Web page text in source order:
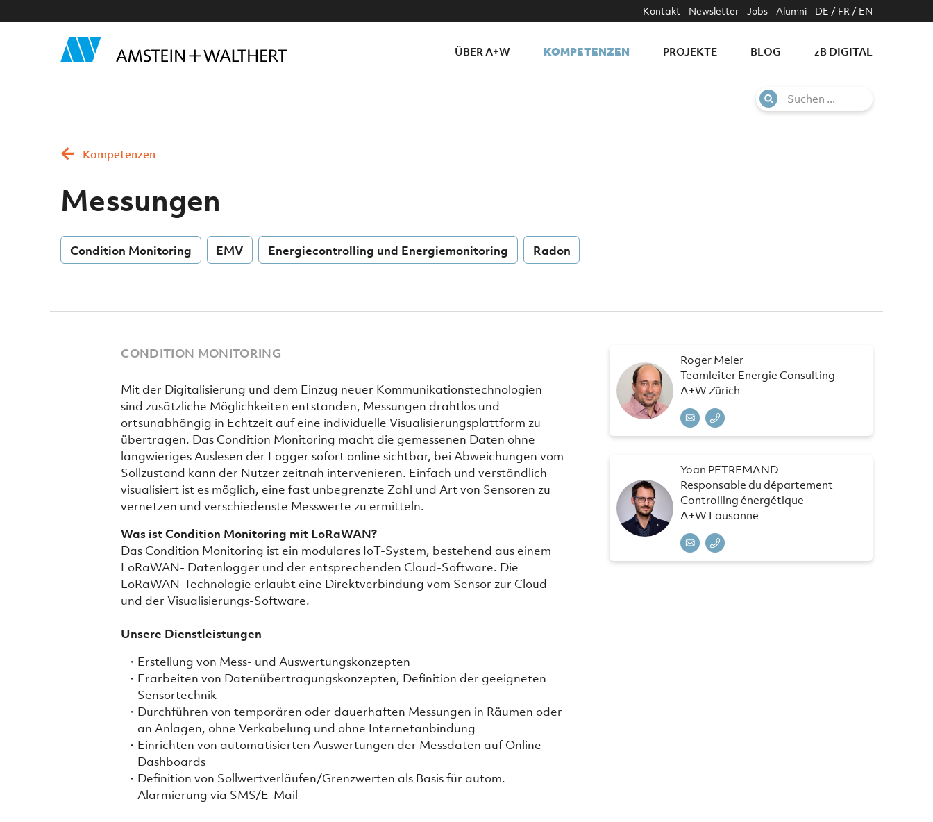
ÜBER A+W KOMPETENZEN PROJEKTE BLOG zB DIGITAL
Kontakt Newsletter Jobs Alumni DE / FR / EN
Kompetenzen
Messungen
Condition Monitoring EMV Energiecontrolling und Energiemonitoring Radon
CONDITION MONITORING
Mit der Digitalisierung und dem Einzug neuer Kommunikationstechnologien
sind zusätzliche Möglichkeiten entstanden, Messungen drahtlos und
ortsunabhängig in Echtzeit auf eine individuelle Visualisierungsplattform zu
übertragen. Das Condition Monitoring macht die gemessenen Daten ohne
langwieriges Auslesen der Logger sofort online sichtbar, bei Abweichungen vom
Sollzustand kann der Nutzer zeitnah intervenieren. Einfach und verständlich
visualisiert ist es möglich, eine fast unbegrenzte Zahl und Art von Sensoren zu
vernetzen und verschiedenste Messwerte zu ermitteln.
Was ist Condition Monitoring mit LoRaWAN?
Das Condition Monitoring ist ein modulares IoT-System, bestehend aus einem
LoRaWAN- Datenlogger und der entsprechenden Cloud-Software. Die
LoRaWAN-Technologie erlaubt eine Direktverbindung vom Sensor zur Cloud-
und der Visualisierungs-Software.
Unsere Dienstleistungen
Erstellung von Mess- und Auswertungskonzepten
Erarbeiten von Datenübertragungskonzepten, Definition der geeigneten
Sensortechnik
Durchführen von temporären oder dauerhaften Messungen in Räumen oder
an Anlagen, ohne Verkabelung und ohne Internetanbindung
Einrichten von automatisierten Auswertungen der Messdaten auf Online-
Dashboards
Definition von Sollwertverläufen/Grenzwerten als Basis für autom.
Alarmierung via SMS/E-Mail
Roger Meier
Teamleiter Energie Consulting
A+W Zürich
Yoan PETREMAND
Responsable du département
Controlling énergétique
A+W Lausanne